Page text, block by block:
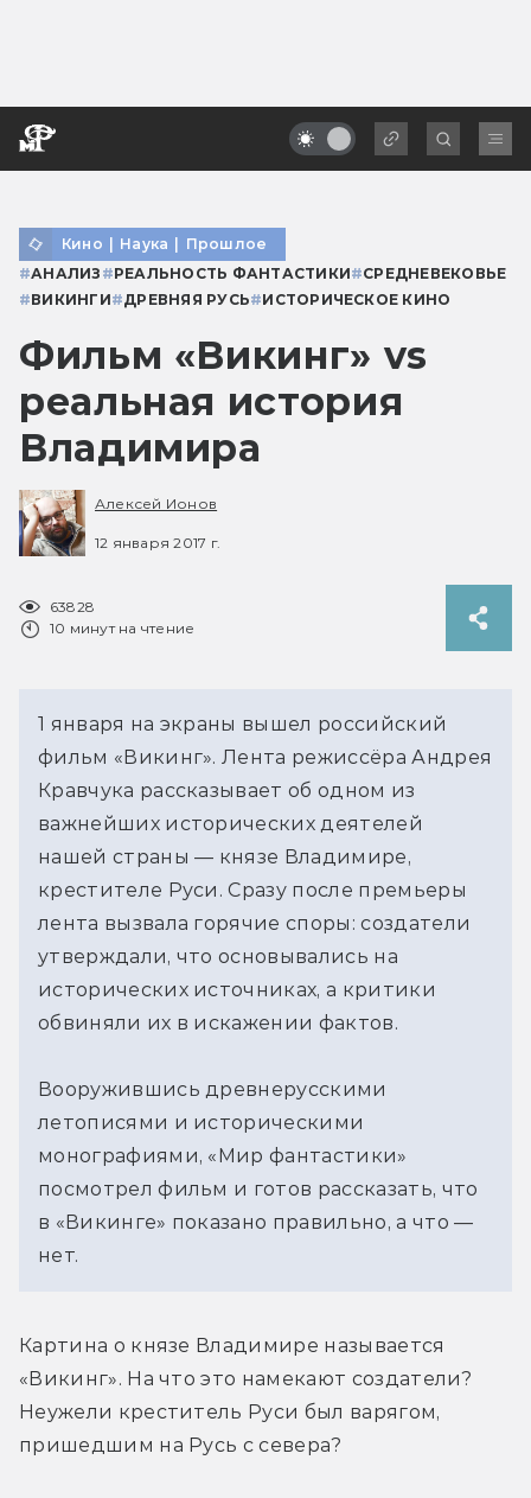
Кино | Наука | Прошлое
#АНАЛИЗ #РЕАЛЬНОСТЬ ФАНТАСТИКИ#СРЕДНЕВЕКОВЬЕ
#ВИКИНГИ#ДРЕВНЯЯ РУСЬ#ИСТОРИЧЕСКОЕ КИНО
Фильм «Викинг» vs
реальная история
Владимира
Алексей Ионов
12 января 2017 г.
63828
10 минут на чтение
1 января на экраны вышел российский
фильм «Викинг». Лента режиссёра Андрея
Кравчука рассказывает об одном из
важнейших исторических деятелей
нашей страны — князе Владимире,
крестителе Руси. Сразу после премьеры
лента вызвала горячие споры: создатели
утверждали, что основывались на
исторических источниках, а критики
обвиняли их в искажении фактов.
Вооружившись древнерусскими
летописями и историческими
монографиями, «Мир фантастики»
посмотрел фильм и готов рассказать, что
в «Викинге» показано правильно, а что —
нет.
Картина о князе Владимире называется
«Викинг». На что это намекают создатели?
Неужели креститель Руси был варягом,
пришедшим на Русь с севера?